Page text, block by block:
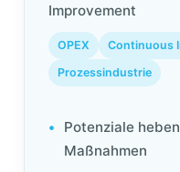
Improvement
OPEX Continuous
Prozessindustrie
Potenziale
Maßnahmen